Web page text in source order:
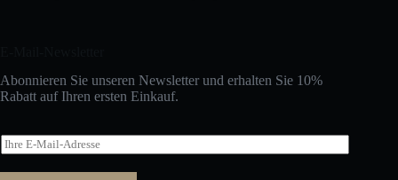
Abonnieren Sie unseren Newsletter und erhalten Sie 10%
Rabatt auf Ihren ersten Einkauf.
E
-
M